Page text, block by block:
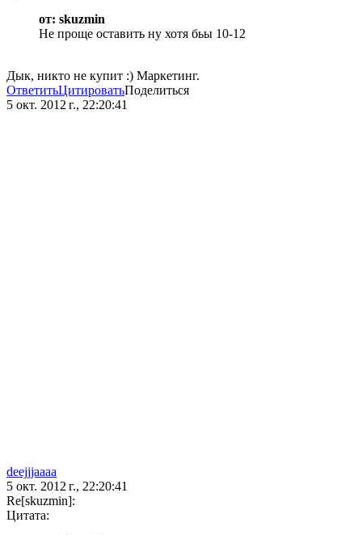
от: skuzmin
Не проще оставить ну хотя бьы 10-12
Дык, никто не купит :) Маркетинг.
ОтветитьЦитироватьПоделиться
5 окт. 2012 г., 22:20:41
deejjjaaaa
5 окт. 2012 г., 22:20:41
Re[skuzmin]:
Цитата: